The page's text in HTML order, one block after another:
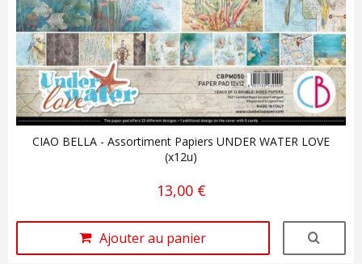
CIAO BELLA - Assortiment Papiers UNDER WATER LOVE
(x12u)
13,00 €
Ajouter au panier